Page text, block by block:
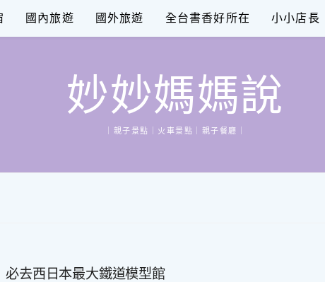
國內旅遊 國外旅遊 全台書香好所在 小小店長
妙妙媽媽說
｜親子景點｜火車景點｜親子餐廳｜
必去西日本最大鐵道模型館